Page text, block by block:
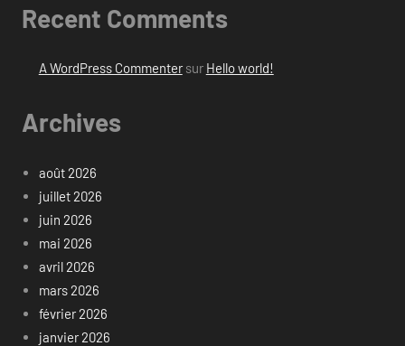
Recent Comments
A WordPress Commentersur Hello world!
Archives
août 2026
juillet 2026
juin 2026
mai 2026
avril 2026
mars 2026
février 2026
janvier 2026